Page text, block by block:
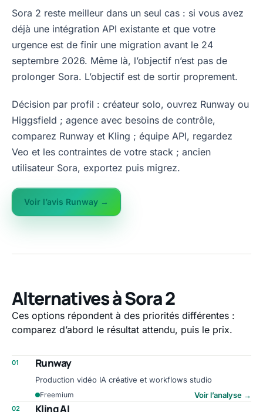
Sora 2 reste meilleur dans un seul cas : si vous avez
déjà une intégration API existante et que votre
urgence est de finir une migration avant le 24
septembre 2026. Même là, l’objectif n’est pas de
prolonger Sora. L’objectif est de sortir proprement.
Décision par profil : créateur solo, ouvrez Runway ou
Higgsfield ; agence avec besoins de contrôle,
comparez Runway et Kling ; équipe API, regardez
Veo et les contraintes de votre stack ; ancien
utilisateur Sora, exportez puis migrez.
Voir l’avis Runway →
Alternatives à Sora 2
Ces options répondent à des priorités différentes :
comparez d’abord le résultat attendu, puis le prix.
01 Runway
Production vidéo IA créative et workflows studio
Freemium Voir l’analyse →
02 Kling AI